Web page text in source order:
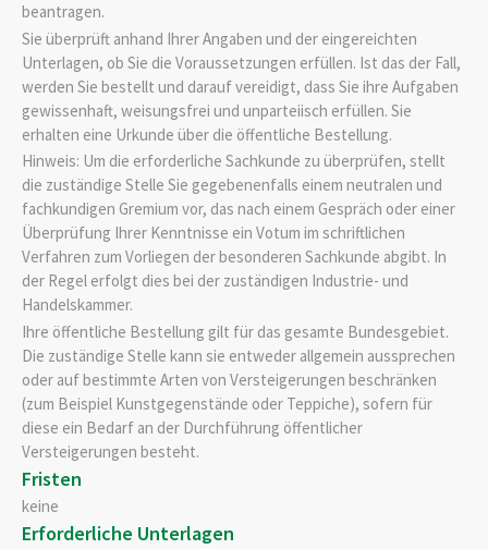
beantragen.
Sie überprüft anhand Ihrer Angaben und der eingereichten
Unterlagen, ob Sie die Voraussetzungen erfüllen. Ist das der Fall,
werden Sie bestellt und darauf vereidigt, dass Sie ihre Aufgaben
gewissenhaft, weisungsfrei und unparteiisch erfüllen. Sie
erhalten eine Urkunde über die öffentliche Bestellung.
Hinweis: Um die erforderliche Sachkunde zu überprüfen, stellt
die zuständige Stelle Sie gegebenenfalls einem neutralen und
fachkundigen Gremium vor, das nach einem Gespräch oder einer
Überprüfung Ihrer Kenntnisse ein Votum im schriftlichen
Verfahren zum Vorliegen der besonderen Sachkunde abgibt. In
der Regel erfolgt dies bei der zuständigen Industrie- und
Handelskammer.
Ihre öffentliche Bestellung gilt für das gesamte Bundesgebiet.
Die zuständige Stelle kann sie entweder allgemein aussprechen
oder auf bestimmte Arten von Versteigerungen beschränken
(zum Beispiel Kunstgegenstände oder Teppiche), sofern für
diese ein Bedarf an der Durchführung öffentlicher
Versteigerungen besteht.
Fristen
keine
Erforderliche Unterlagen